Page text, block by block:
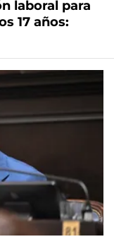
laboral para
17 años: